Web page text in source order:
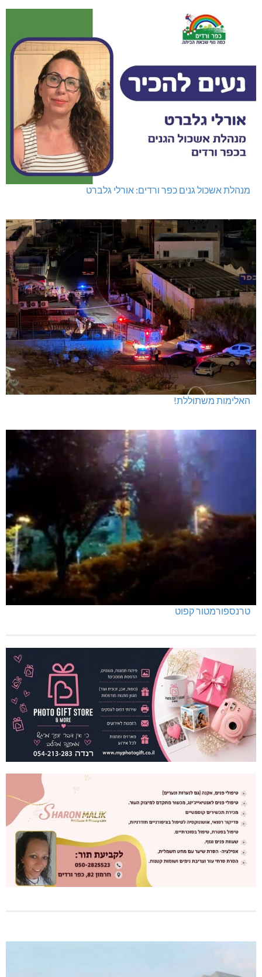
מנהלת אשכול גנים כפר ורדים: אורלי גלברט
האלימות משתוללת!
טרנספורמטור קפוט